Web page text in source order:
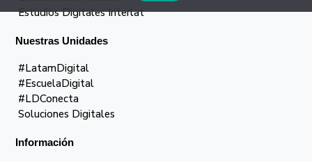
Estudios Digitales Interlat
Nuestras Unidades
#LatamDigital
#EscuelaDigital
#LDConecta
Soluciones Digitales
Información